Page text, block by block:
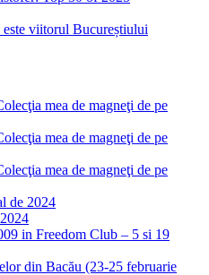
viitorul Bucureștiului
mea de magneţi de pe
mea de magneţi de pe
mea de magneţi de pe
de 2024
in Freedom Club – 5 si 19
din Bacău (23-25 februarie